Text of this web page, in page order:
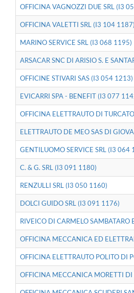
OFFICINA VAGNOZZI DUE SRL (I3
OFFICINA VALETTI SRL (I3 104 1187)
MARINO SERVICE SRL (I3 068 1195)
ARSACAR SNC DI ARISIO S. E
OFFICINE STIVARI SAS (I3 054 1213)
EVICARRI SPA - BENEFIT (I3 077
OFFICINA ELETTRAUTO DI
ELETTRAUTO DE MEO SAS DI
GENTILUOMO SERVICE SRL (I3 064
C. & G. SRL (I3 091 1180)
RENZULLI SRL (I3 050 1160)
DOLCI GUIDO SRL (I3 091 1176)
RIVEICO DI CARMELO SAMBATARO
OFFICINA MECCANICA ED
OFFICINA ELETTRAUTO POLITO DI
OFFICINA MECCANICA MORETTI